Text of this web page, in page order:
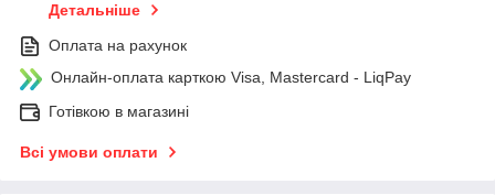
Детальніше
Оплата на рахунок
Онлайн-оплата карткою Visa, Mastercard - LiqPay
Готівкою в магазині
Всі умови оплати